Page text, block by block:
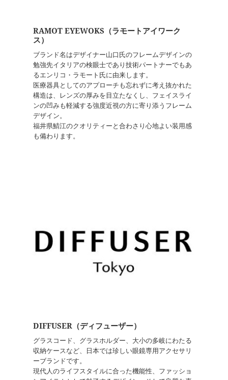
RAMOT EYEWOKS（ラモートアイワーク
ス）
ブランド名はデザイナー山口氏のフレームデザインの
勉強先イタリアの検眼士であり技術パートナーでもあ
るエンリコ・ラモート氏に由来します。
医療器具としてのアプローチも忘れずに考え抜かれた
構造は、レンズの厚みを目立たなくし、フェイスライ
ンの凹みも軽減する強度近視の方に寄り添うフレーム
デザイン。
福井県鯖江のクオリティーと合わさり心地よい装用感
も備わります。
DIFFUSER（ディフューザー）
グラスコード、グラスホルダー、大小の多岐にわたる
収納ケースなど、日本では珍しい眼鏡専用アクセサリ
ーブランドです。
現代人のライフスタイルに合った機能性、ファッショ